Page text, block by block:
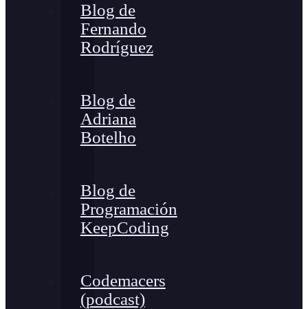
Blog de
Fernando
Rodríguez
Blog de
Adriana
Botelho
Blog de
Programación
KeepCoding
Codemacers
(podcast)